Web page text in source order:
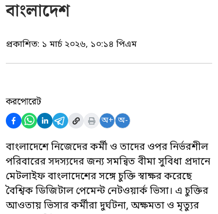
বাংলাদেশ
প্রকাশিত: ১ মার্চ ২০২৬, ১০:১৪ পিএম
করপোরেট
অ+ অ-
বাংলাদেশে নিজেদের কর্মী ও তাদের ওপর নির্ভরশীল
পরিবারের সদস্যদের জন্য সমন্বিত বীমা সুবিধা প্রদানে
মেটলাইফ বাংলাদেশের সঙ্গে চুক্তি স্বাক্ষর করেছে
বৈশ্বিক ডিজিটাল পেমেন্ট নেটওয়ার্ক ভিসা। এ চুক্তির
আওতায় ভিসার কর্মীরা দুর্ঘটনা, অক্ষমতা ও মৃত্যুর